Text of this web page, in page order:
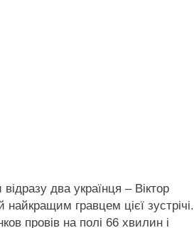
два українця – Віктор
гравцем цієї зустрічі.
провів на полі 66 хвилин і